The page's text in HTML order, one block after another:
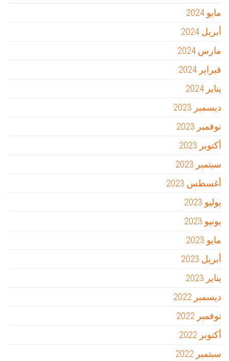
مايو 2024
أبريل 2024
مارس 2024
فبراير 2024
يناير 2024
ديسمبر 2023
نوفمبر 2023
أكتوبر 2023
سبتمبر 2023
أغسطس 2023
يوليو 2023
يونيو 2023
مايو 2023
أبريل 2023
يناير 2023
ديسمبر 2022
نوفمبر 2022
أكتوبر 2022
سبتمبر 2022